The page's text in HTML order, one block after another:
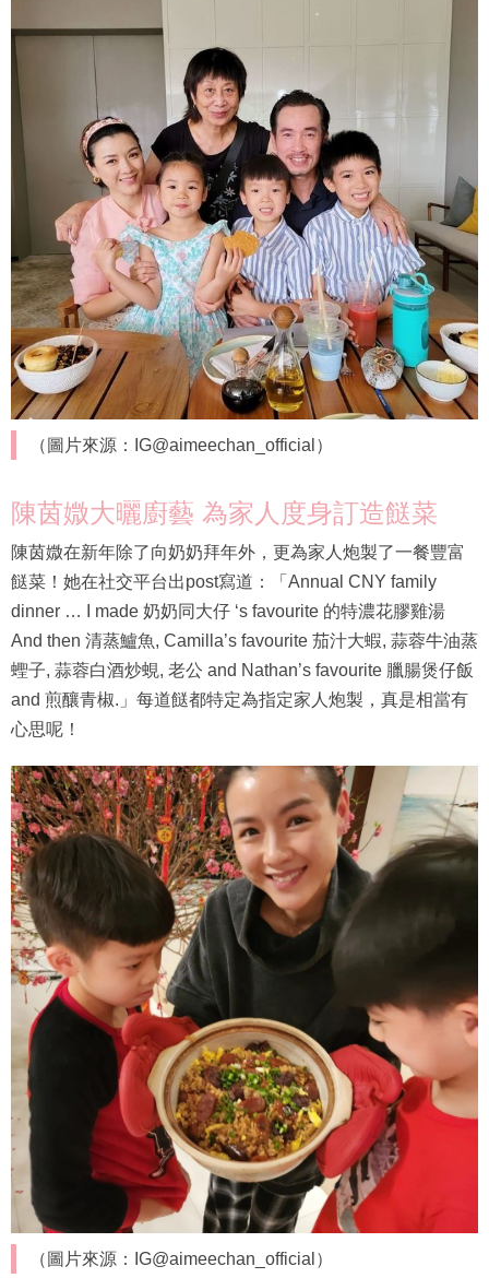
（圖片來源：IG@aimeechan_official）
陳茵媺大曬廚藝 為家人度身訂造餸菜
陳茵媺在新年除了向奶奶拜年外，更為家人炮製了一餐豐富
餸菜！她在社交平台出post寫道：「Annual CNY family
dinner … I made 奶奶同大仔 ‘s favourite 的特濃花膠雞湯
And then 清蒸鱸魚, Camilla’s favourite 茄汁大蝦, 蒜蓉牛油蒸
蟶子, 蒜蓉白酒炒蜆, 老公 and Nathan’s favourite 臘腸煲仔飯
and 煎釀青椒.」每道餸都特定為指定家人炮製，真是相當有
心思呢！
（圖片來源：IG@aimeechan_official）